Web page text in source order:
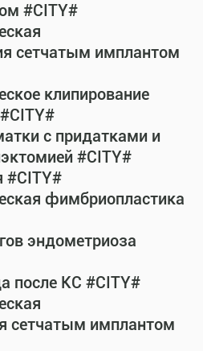
#CITY#
сетчатым имплантом
клипирование
с придатками и
#CITY#
#CITY#
фимбриопластика
эндометриоза
после КС #CITY#
сетчатым имплантом